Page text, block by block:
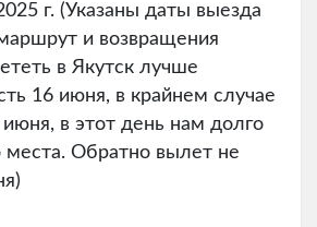
г. (Указаны даты выезда
и возвращения
в Якутск лучше
16 июня, в крайнем случае
в этот день нам долго
места. Обратно вылет не